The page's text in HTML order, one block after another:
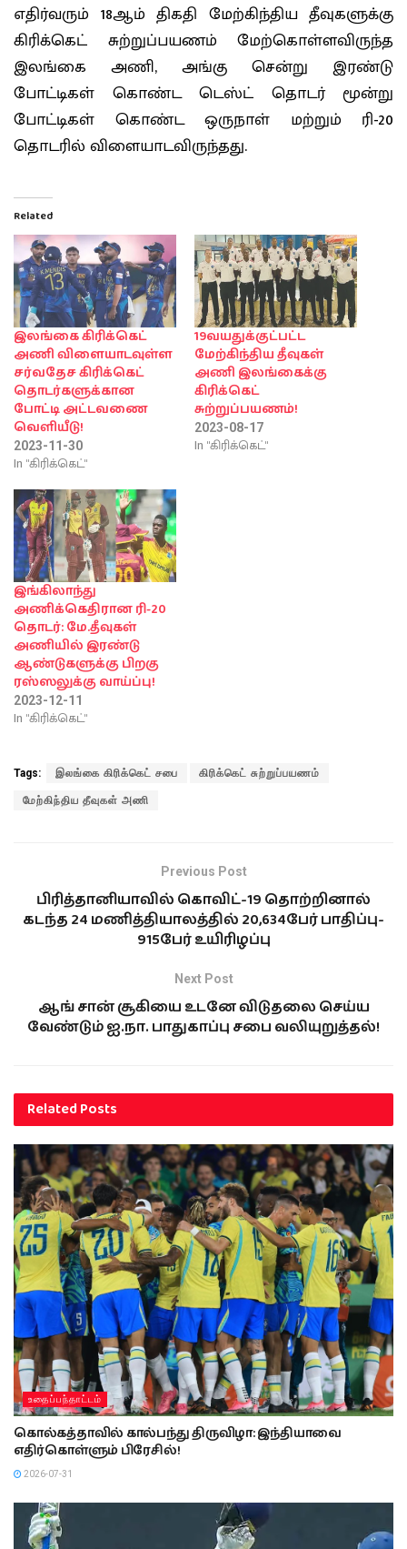
எதிர்வரும் 18ஆம் திகதி மேற்கிந்திய தீவுகளுக்கு
கிரிக்கெட் சுற்றுப்பயணம் மேற்கொள்ளவிருந்த
இலங்கை அணி, அங்கு சென்று இரண்டு
போட்டிகள் கொண்ட டெஸ்ட் தொடர் மூன்று
போட்டிகள் கொண்ட ஒருநாள் மற்றும் ரி-20
தொடரில் விளையாடவிருந்தது.
Related
இலங்கை கிரிக்கெட்
அணி விளையாடவுள்ள
சர்வதேச கிரிக்கெட்
தொடர்களுக்கான
போட்டி அட்டவணை
வெளியீடு!
2023-11-30
In "கிரிக்கெட்"
19வயதுக்குட்பட்ட
மேற்கிந்திய தீவுகள்
அணி இலங்கைக்கு
கிரிக்கெட்
சுற்றுப்பயணம்!
2023-08-17
In "கிரிக்கெட்"
இங்கிலாந்து
அணிக்கெதிரான ரி-20
தொடர்: மே.தீவுகள்
அணியில் இரண்டு
ஆண்டுகளுக்கு பிறகு
ரஸ்ஸலுக்கு வாய்ப்பு!
2023-12-11
In "கிரிக்கெட்"
Tags: இலங்கை கிரிக்கெட் சபை கிரிக்கெட் சுற்றுப்பயணம்
மேற்கிந்திய தீவுகள் அணி
Previous Post
பிரித்தானியாவில் கொவிட்-19 தொற்றினால்
கடந்த 24 மணித்தியாலத்தில் 20,634பேர் பாதிப்பு-
915பேர் உயிரிழப்பு
Next Post
ஆங் சான் சூகியை உடனே விடுதலை செய்ய
வேண்டும் ஐ.நா. பாதுகாப்பு சபை வலியுறுத்தல்!
RelatedPosts
உதைப்பந்தாட்டம்
கொல்கத்தாவில் கால்பந்து திருவிழா: இந்தியாவை
எதிர்கொள்ளும் பிரேசில்!
2026-07-31